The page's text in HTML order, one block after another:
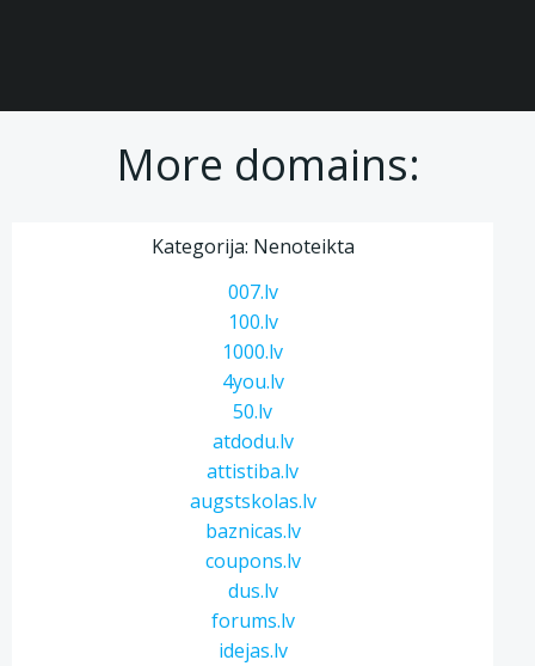
More domains:
Kategorija: Nenoteikta
007.lv
100.lv
1000.lv
4you.lv
50.lv
atdodu.lv
attistiba.lv
augstskolas.lv
baznicas.lv
coupons.lv
dus.lv
forums.lv
idejas.lv